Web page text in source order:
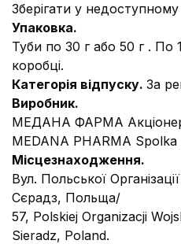
Зберігати у недоступному
Упаковка.
Туби по 30 г або 50 г . По
коробці.
Категорія відпуску. За
Виробник.
МЕДАНА ФАРМА
MEDANA PHARMA Spolka
Місцезнаходження.
Вул. Польської
Сєрадз, Польща/
57, Polskiej Organizacji
Sieradz, Poland.